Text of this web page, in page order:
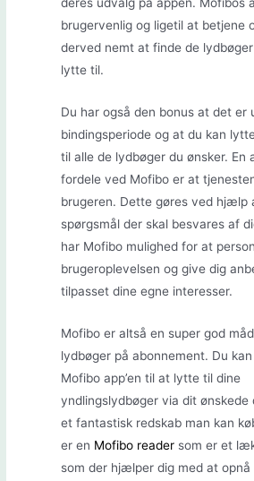
brugervenlig og ligetil at betjene
derved nemt at finde de
lytte til.
Du har også den bonus at det er
bindingsperiode og at du kan
til alle de lydbøger du ønsker. En
fordele ved Mofibo er at
brugeren. Dette gøres ved hjælp
spørgsmål der skal besvares af
har Mofibo mulighed for at
brugeroplevelsen og give dig
tilpasset dine egne interesser.
Mofibo er altså en super god
lydbøger på abonnement. Du
Mofibo app’en til at lytte til dine
yndlingslydbøger via dit ønskede
et fantastisk redskab man kan
er en Mofibo readersom er et
som der hjælper dig med at opnå